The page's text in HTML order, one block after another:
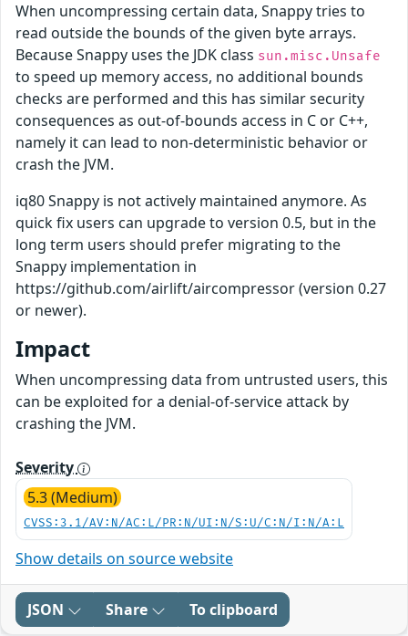
When uncompressing certain data, Snappy tries to
read outside the bounds of the given byte arrays.
Because Snappy uses the JDK class sun.misc.Unsafe
to speed up memory access, no additional bounds
checks are performed and this has similar security
consequences as out-of-bounds access in C or C++,
namely it can lead to non-deterministic behavior or
crash the JVM.
iq80 Snappy is not actively maintained anymore. As
quick fix users can upgrade to version 0.5, but in the
long term users should prefer migrating to the
Snappy implementation in
https://github.com/airlift/aircompressor (version 0.27
or newer).
Impact
When uncompressing data from untrusted users, this
can be exploited for a denial-of-service attack by
crashing the JVM.
Severity
5.3 (Medium)
CVSS:3.1/AV:N/AC:L/PR:N/UI:N/S:U/C:N/I:N/A:L
Show details on source website
JSON Share To clipboard